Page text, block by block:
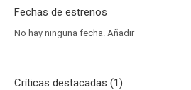
Fechas de estrenos
No hay ninguna fecha. Añadir
Críticas destacadas (1)